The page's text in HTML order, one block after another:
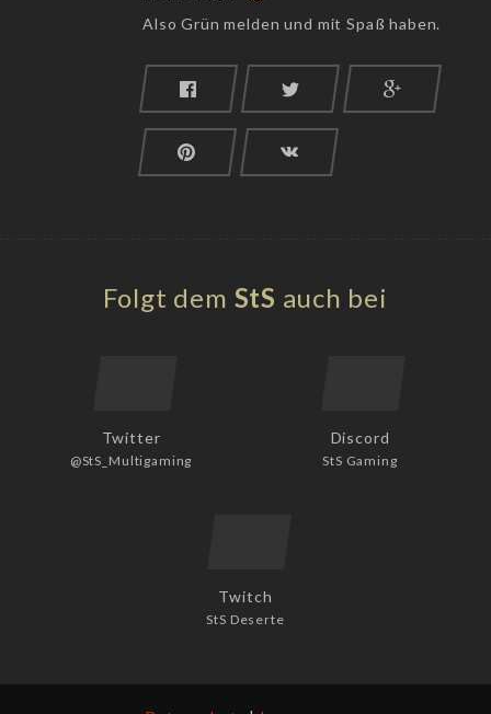
Also Grün melden und mit Spaß haben.
Folgt dem StS auch bei
Twitter
@StS_Multigaming
Discord
StS Gaming
Twitch
StS Deserte